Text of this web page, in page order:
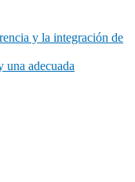
y la integración de
una adecuada